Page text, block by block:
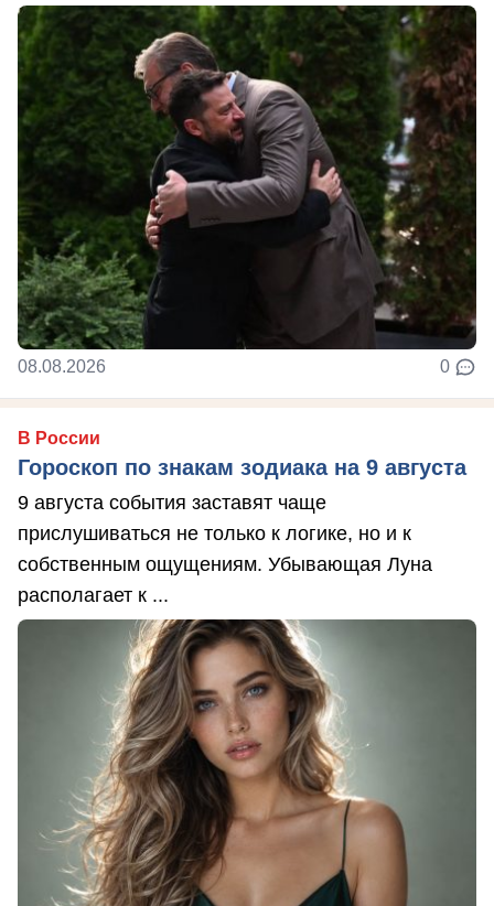
08.08.2026 0
В России
Гороскоп по знакам зодиака на 9 августа
9 августа события заставят чаще
прислушиваться не только к логике, но и к
собственным ощущениям. Убывающая Луна
располагает к ...